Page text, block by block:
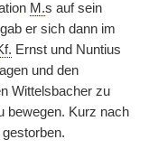
M.s auf sein
er sich dann im
Ernst und Nuntius
und den
Wittelsbacher zu
bewegen. Kurz nach